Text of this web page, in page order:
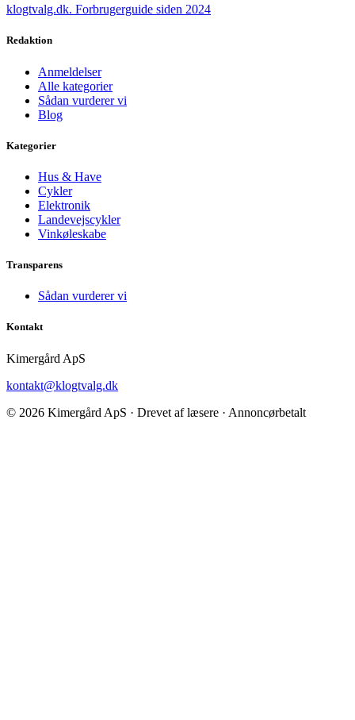
klogtvalg.dk. Forbrugerguide siden 2024
Redaktion
Anmeldelser
Alle kategorier
Sådan vurderer vi
Blog
Kategorier
Hus & Have
Cykler
Elektronik
Landevejscykler
Vinkøleskabe
Transparens
Sådan vurderer vi
Kontakt
Kimergård ApS
kontakt@klogtvalg.dk
© 2026 Kimergård ApS · Drevet af læsere · Annoncørbetalt